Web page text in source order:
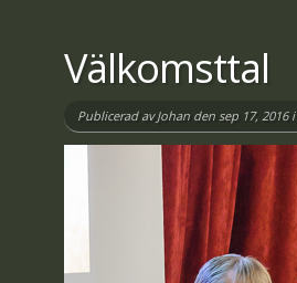
Välkomsttal
Publicerad avJohan den sep 17, 2016 i